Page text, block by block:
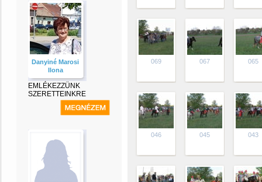
Danyiné Marosi
Ilona
EMLÉKEZZÜNK
SZERETTEINKRE
069 067 065
046 045 043